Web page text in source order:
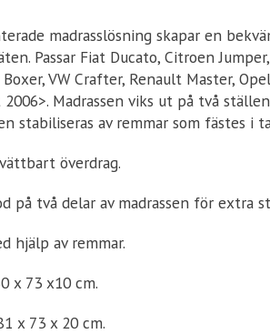
madrasslösning skapar en
Passar Fiat Ducato, Citroen
VW Crafter, Renault Master,
2006>. Madrassen viks ut på två
stabiliseras av remmar som fästes i
överdrag.
på två delar av madrassen för extra
hjälp av remmar.
x 73 x10 cm.
x 73 x 20 cm.